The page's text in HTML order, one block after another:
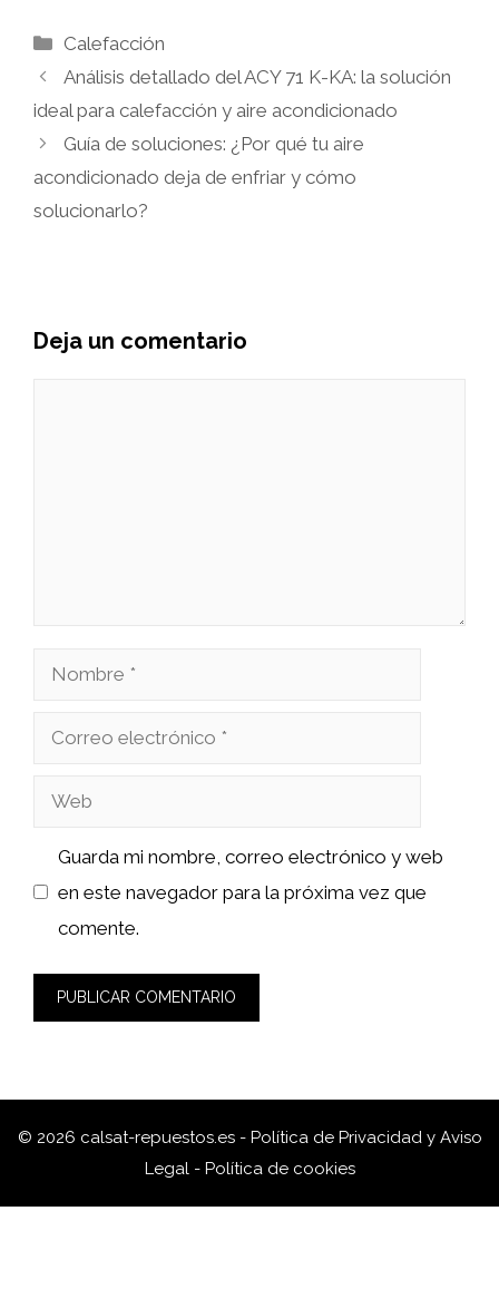
Categorías
Calefacción
Análisis detallado del ACY 71 K-KA: la solución
ideal para calefacción y aire acondicionado
Guía de soluciones: ¿Por qué tu aire
acondicionado deja de enfriar y cómo
solucionarlo?
Deja un comentario
Nombre
Correo
Web
Guarda mi nombre, correo electrónico y web
en este navegador para la próxima vez que
comente.
© 2026 calsat-repuestos.es - Política de Privacidad y Aviso
Legal - Política de cookies